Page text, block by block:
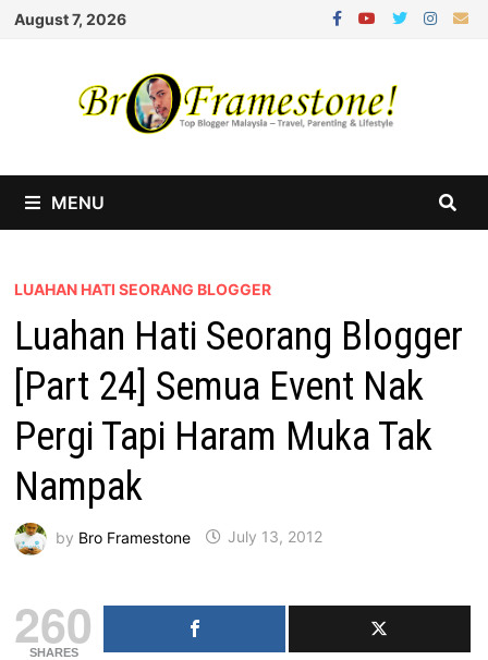
Skip
August 7, 2026
MENU
LUAHAN HATI SEORANG BLOGGER
Luahan Hati Seorang Blogger
[Part 24] Semua Event Nak
Pergi Tapi Haram Muka Tak
Nampak
by Bro Framestone July 13, 2012
260
SHARES